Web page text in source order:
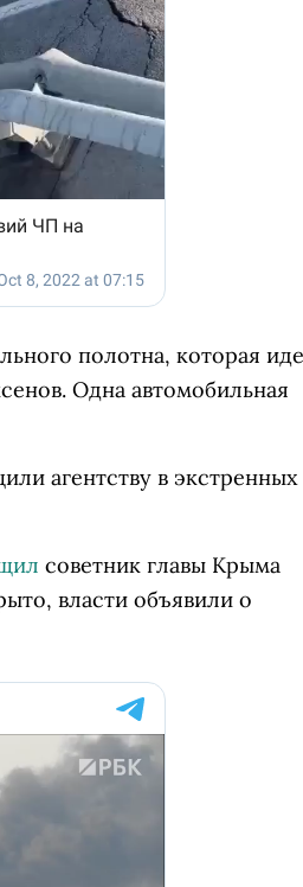
полотна, которая
Одна автомобильная
агентству в экстренных
советник главы Крыма
власти объявили о